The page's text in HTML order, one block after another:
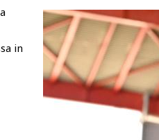
in